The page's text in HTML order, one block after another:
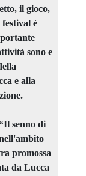
il gioco,
è
sono e
e alla
senno di
promossa
da Lucca